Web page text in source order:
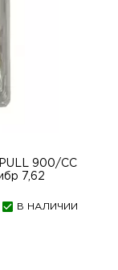
900/СС
7,62
В НАЛИЧИИ